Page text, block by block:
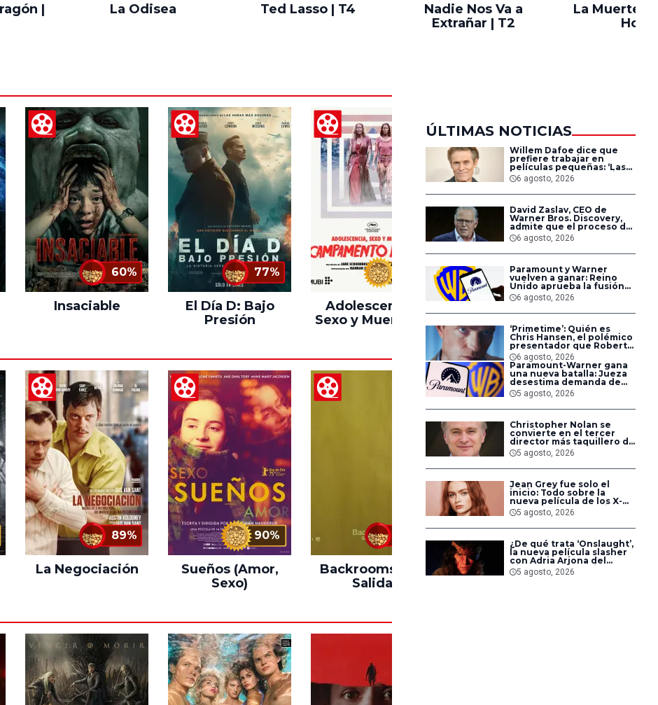
|
La Odisea Ted Lasso | T4
Nadie Nos Va a
Extrañar | T2
La Muerte
Hood
60%
Insaciable
77%
El Día D: Bajo
Presión
Adolescencia,
Sexo y Muerte en
90%
Pinocchio
89%
La Negociación
90%
Sueños (Amor,
Sexo)
Backrooms: Sin
Salida
Hasta el Fin del
ÚLTIMAS NOTICIAS
Willem Dafoe dice que
prefiere trabajar en
películas pequeñas: ‘Las
grandes están demasiado
planificadas’
6 agosto, 2026
David Zaslav, CEO de
Warner Bros. Discovery,
admite que el proceso de
fusión con Paramount ha
sido difícil para los
empleados
6 agosto, 2026
Paramount y Warner
vuelven a ganar: Reino
Unido aprueba la fusión
entre conglomerados
6 agosto, 2026
‘Primetime’: Quién es
Chris Hansen, el polémico
presentador que Robert
Pattinson interpreta en
su nueva película
6 agosto, 2026
Paramount-Warner gana
una nueva batalla: Jueza
desestima demanda de
consumidores contra la
fusión
5 agosto, 2026
Christopher Nolan se
convierte en el tercer
director más taquillero de
todos los tiempos
5 agosto, 2026
Jean Grey fue solo el
inicio: Todo sobre la
nueva película de los X-
Men en Marvel Studios
5 agosto, 2026
¿De qué trata ‘Onslaught’,
la nueva película slasher
con Adria Arjona del
director de ‘Godzilla vs.
Kong’?
5 agosto, 2026